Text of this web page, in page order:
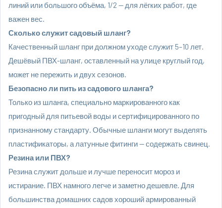
линий или большого объёма, 1/2 — для лёгких работ, где
важен вес.
Сколько служит садовый шланг?
Качественный шланг при должном уходе служит 5–10 лет.
Дешёвый ПВХ-шланг, оставленный на улице круглый год,
может не пережить и двух сезонов.
Безопасно ли пить из садового шланга?
Только из шланга, специально маркированного как
пригодный для питьевой воды и сертифицированного по
признанному стандарту. Обычные шланги могут выделять
пластификаторы, а латунные фитинги — содержать свинец.
Резина или ПВХ?
Резина служит дольше и лучше переносит мороз и
истирание. ПВХ намного легче и заметно дешевле. Для
большинства домашних садов хороший армированный